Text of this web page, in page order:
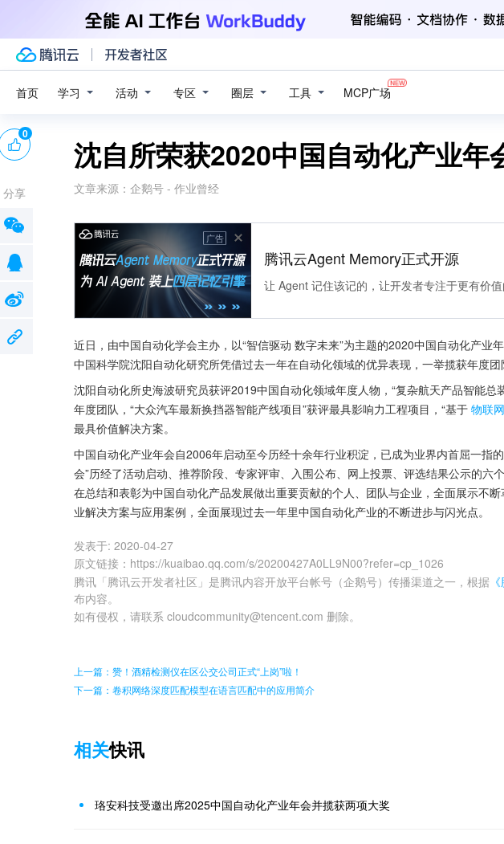
首页 学习 活动 专区 圈层 工具 MCP广场
沈自所荣获2020中国自动化产业年
文章来源： 企鹅号 - 作业曾经
广告
腾讯云Agent Memory正式开源
让 Agent 记住该记的，让开发者专注于更有价
近日，由中国自动化学会主办，以“智信驱动 数字未来”为主题的2020中国自动化产业
中国科学院沈阳自动化研究所凭借过去一年在自动化领域的优异表现，一举揽获年度团
沈阳自动化所史海波研究员获评2019中国自动化领域年度人物，“复杂航天产品智能总
年度团队，“大众汽车最新换挡器智能产线项目”获评最具影响力工程项目，“基于 物联网
最具价值解决方案。
中国自动化产业年会自2006年启动至今历经十余年行业积淀，已成为业界内首屈一指
会”历经了活动启动、推荐阶段、专家评审、入围公布、网上投票、评选结果公示的六
在总结和表彰为中国自动化产品发展做出重要贡献的个人、团队与企业，全面展示不
业解决方案与应用案例，全面展现过去一年里中国自动化产业的不断进步与闪光点。
发表于: 2020-04-27
原文链接 ： https://kuaibao.qq.com/s/20200427A0LL9N00?refer=cp_1026
腾讯「腾讯云开发者社区」是腾讯内容开放平台帐号（企鹅号）传播渠道之一，根据
布内容。
如有侵权，请联系 cloudcommunity@tencent.com 删除。
0
分享
上一篇：赞！酒精检测仪在区公交公司正式“上岗”啦！
下一篇：卷积网络深度匹配模型在语言匹配中的应用简介
相关快讯
珞安科技受邀出席2025中国自动化产业年会并揽获两项大奖